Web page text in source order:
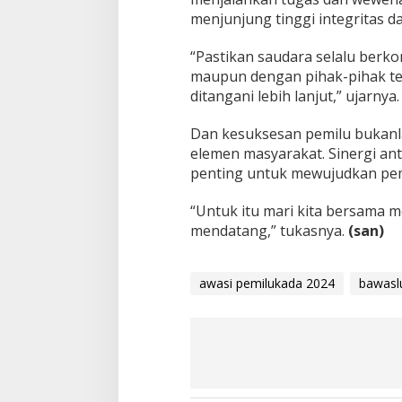
menjunjung tinggi integritas
“Pastikan saudara selalu
maupun dengan pihak-pihak
ditangani lebih lanjut,” ujarnya.
Dan kesuksesan pemilu
elemen masyarakat. Sinergi
penting untuk mewujudkan
“Untuk itu mari kita bersama
mendatang,” tukasnya. (san)
awasi pemilukada 2024